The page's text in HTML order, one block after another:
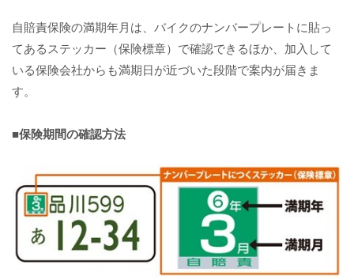
自賠責保険の満期年月は、バイクのナンバープレートに貼っ
てあるステッカー（保険標章）で確認できるほか、加入して
いる保険会社からも満期日が近づいた段階で案内が届きま
す。
■保険期間の確認方法